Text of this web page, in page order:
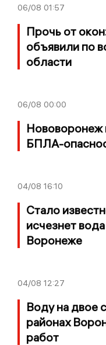
06/08 01:57
Прочь от
объявили по
области
06/08 00:00
Нововоронеж
БПЛА-
04/08 16:10
Стало
исчезнет
Воронеже
04/08 12:27
Воду на двое
районах
работ